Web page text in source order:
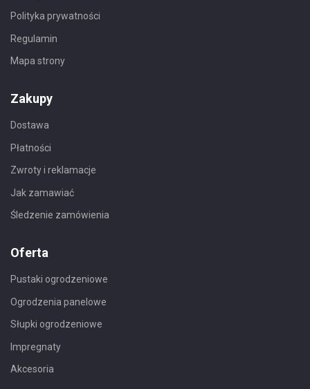
Polityka prywatności
Regulamin
Mapa strony
Zakupy
Dostawa
Płatności
Zwroty i reklamacje
Jak zamawiać
Śledzenie zamówienia
Oferta
Pustaki ogrodzeniowe
Ogrodzenia panelowe
Słupki ogrodzeniowe
Impregnaty
Akcesoria